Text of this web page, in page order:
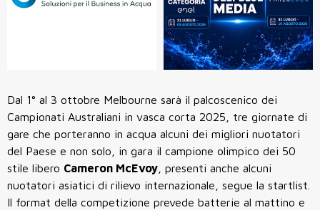
Dal 1° al 3 ottobre Melbourne sarà il palcoscenico dei
Campionati Australiani in vasca corta 2025 , tre giornate di
gare che porteranno in acqua alcuni dei migliori nuotatori
del Paese e non solo, in gara il campione olimpico dei 50
stile libero Cameron McEvoy , presenti anche alcuni
nuotatori asiatici di rilievo internazionale, segue la startlist.
Il format della competizione prevede batterie al mattino e